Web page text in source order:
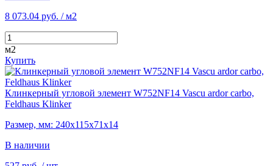
8 073.04 руб. / м2
м2
Купить
Клинкерный угловой элемент W752NF14 Vascu ardor carbo,
Feldhaus Klinker
Размер, мм: 240х115х71х14
В наличии